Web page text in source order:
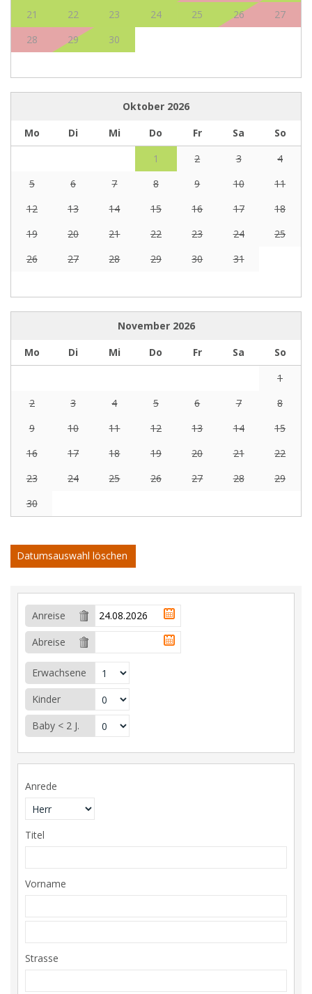
21
22 23 24 25 26
27
28
29 30
Oktober 2026
Mo
Di Mi Do Fr Sa
So
1
2 3
4
5
6 7 8 9 10
11
12
13 14 15 16 17
18
19
20 21 22 23 24
25
26
27 28 29 30 31
November 2026
Mo
Di Mi Do Fr Sa
So
1
2
3 4 5 6 7
8
9
10 11 12 13 14
15
16
17 18 19 20 21
22
23
24 25 26 27 28
29
30
Datumsauswahl löschen
Anreise
Abreise
Erwachsene
Kinder
Baby < 2 J.
Anrede
Titel
Vorname
Strasse